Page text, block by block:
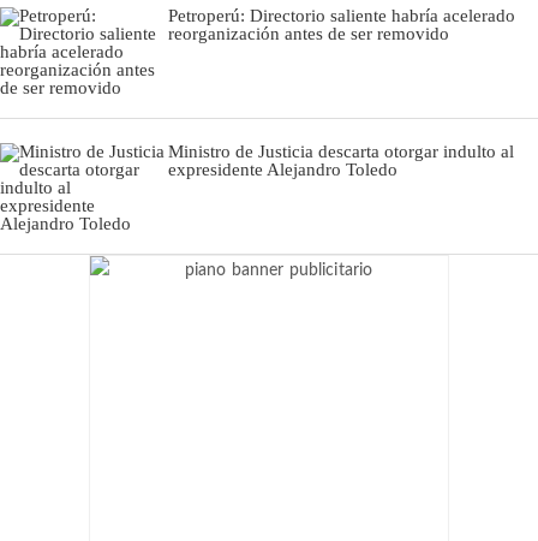
Petroperú: Directorio saliente habría acelerado
reorganización antes de ser removido
Ministro de Justicia descarta otorgar indulto al
expresidente Alejandro Toledo